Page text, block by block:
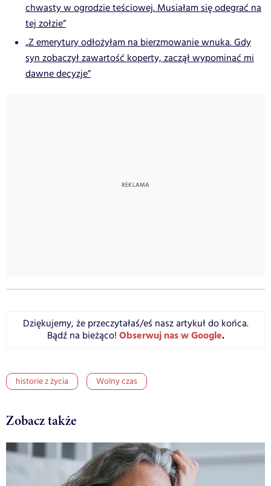
chwasty w ogrodzie teściowej. Musiałam się odegrać na
tej zołzie”
„Z emerytury odłożyłam na bierzmowanie wnuka. Gdy
syn zobaczył zawartość koperty, zaczął wypominać mi
dawne decyzje”
Dziękujemy, że przeczytałaś/eś nasz artykuł do końca.
Bądź na bieżąco! Obserwuj nas w Google.
historie z życia Wolny czas
Zobacz także